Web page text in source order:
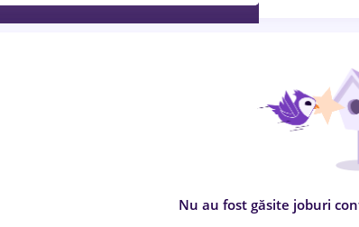
Nu au fost găsite joburi